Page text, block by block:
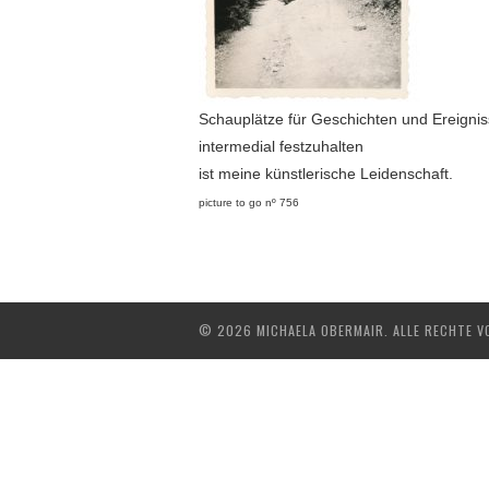
Schauplätze für Geschichten und
intermedial festzuhalten
ist meine künstlerische Leidenschaft.
picture to go nº 756
© 2026 MICHAELA OBERMAIR. ALLE RECHTE